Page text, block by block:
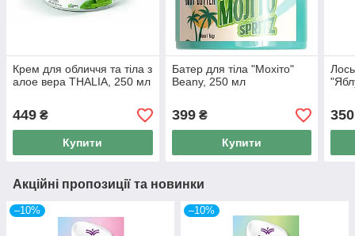
Крем для обличчя та тіла з
алое вера THALIA, 250 мл
449 ₴
Купити
Батер для тіла "Мохіто"
Beany, 250 мл
399₴
Купити
350
Акційні пропозиції та новинки
–10% –10%